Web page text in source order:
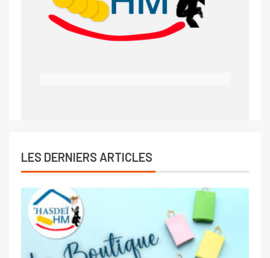
LES DERNIERS ARTICLES